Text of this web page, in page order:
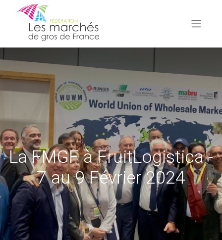
La FMGF à FruitLogistica -
7 au 9 Février 2024